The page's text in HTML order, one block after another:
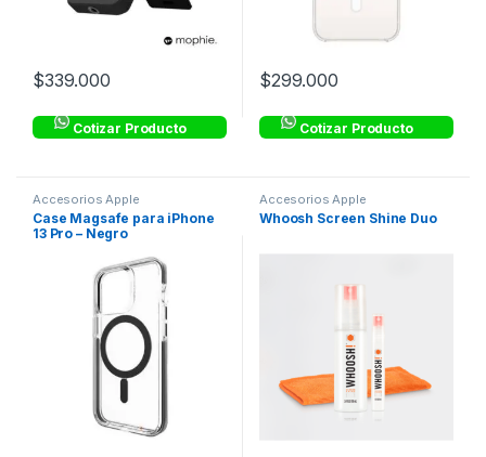
$339.000
Cotizar Producto
$299.000
Cotizar Producto
Accesorios Apple
Case Magsafe para iPhone
13 Pro – Negro
Accesorios Apple
Whoosh Screen Shine Duo